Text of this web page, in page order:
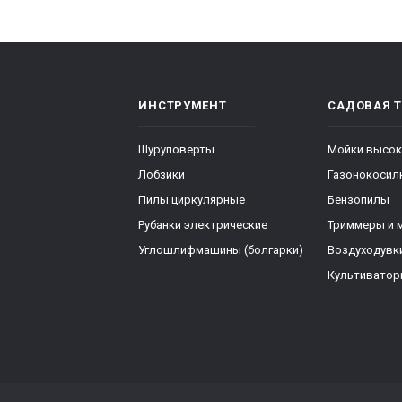
ИНСТРУМЕНТ
Шуруповерты
Лобзики
Пилы циркулярные
Рубанки электрические
Углошлифмашины (болгарки)
САДОВАЯ
Мойки
Бензопилы
Триммеры и